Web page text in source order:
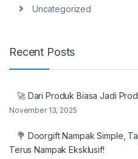
Uncategorized
Recent Posts
🚀 Dari Produk Biasa Jadi
November 13, 2025
💐 Doorgift Nampak Simple,
Terus Nampak Eksklusif!